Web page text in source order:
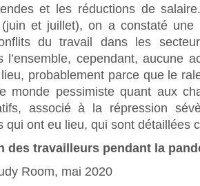
et les réductions de
et juillet), on a constaté une
du travail dans les
l’ensemble, cependant, aucune
lieu, probablement parce que le
monde pessimiste quant aux
associé à la répression
qui ont eu lieu, qui sont détaillées
des travailleurs pendant la
Room, mai 2020